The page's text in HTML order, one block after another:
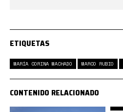
ETIQUETAS
MARÍA CORINA MACHADO MARCO RUBIO
CONTENIDO RELACIONADO